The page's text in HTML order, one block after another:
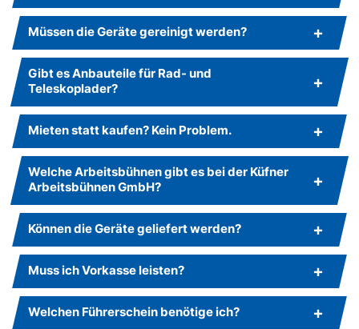
Müssen die Geräte gereinigt werden?
Gibt es Anbauteile für Rad- und
Teleskoplader?
Mieten statt kaufen? Kein Problem.
Welche Arbeitsbühnen gibt es bei der Küfner
Arbeitsbühnen GmbH?
Können die Geräte geliefert werden?
Muss ich Vorkasse leisten?
Welchen Führerschein benötige ich?